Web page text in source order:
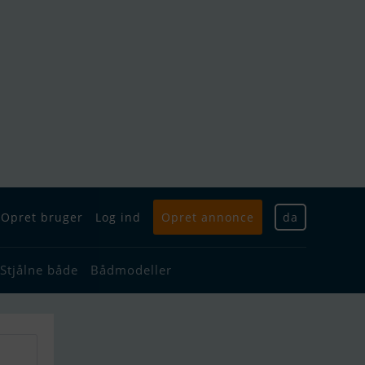
Opret bruger Log ind Opret annonce da
Stjålne både Bådmodeller